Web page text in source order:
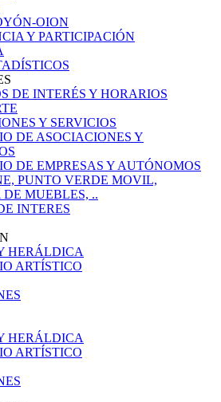
OION
Y PARTICIPACIÓN
DE INTERÉS Y HORARIOS
Y SERVICIOS
DE ASOCIACIONES Y
DE EMPRESAS Y AUTÓNOMOS
PUNTO VERDE MOVIL,
MUEBLES, ..
INTERES
HERÁLDICA
ARTÍSTICO
HERÁLDICA
ARTÍSTICO